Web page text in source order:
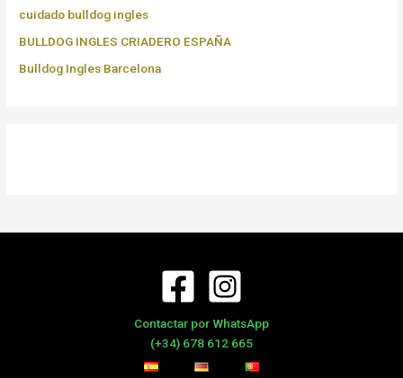
cuidado bulldog ingles
BULLDOG INGLES CRIADERO ESPAÑA
Bulldog Ingles Barcelona
Contactar por WhatsApp
(+34) 678 612 665